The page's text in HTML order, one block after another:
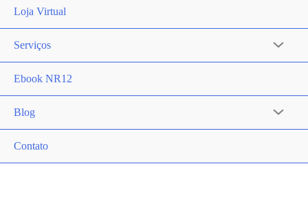
Loja Virtual
Serviços
Ebook NR12
Blog
Contato